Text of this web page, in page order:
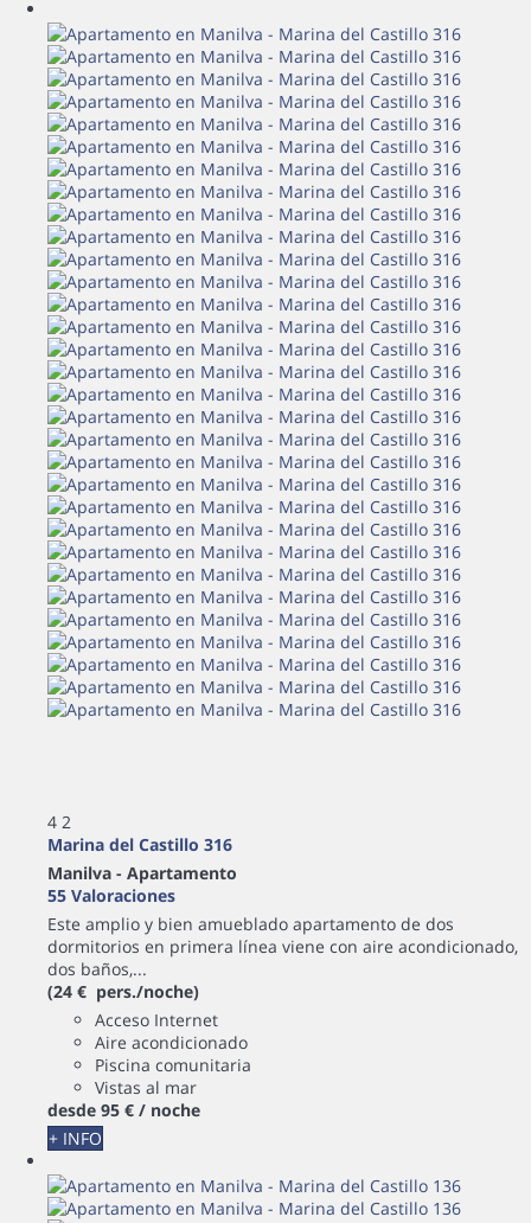
4 2
Marina del Castillo 316
Manilva - Apartamento
55 Valoraciones
Este amplio y bien amueblado apartamento de dos
dormitorios en primera línea viene con aire acondicionado,
dos baños,...
(24 € pers./noche)
Acceso Internet
Aire acondicionado
Piscina comunitaria
Vistas al mar
desde 95 € / noche
+ INFO